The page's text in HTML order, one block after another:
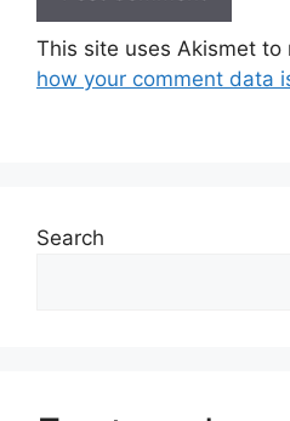
This site uses Akismet to
how your comment data
Search